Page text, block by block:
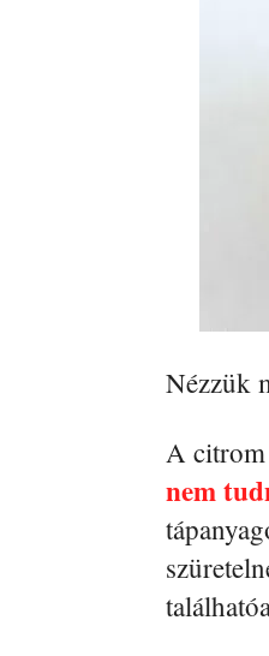
Nézzük
A citrom
nem